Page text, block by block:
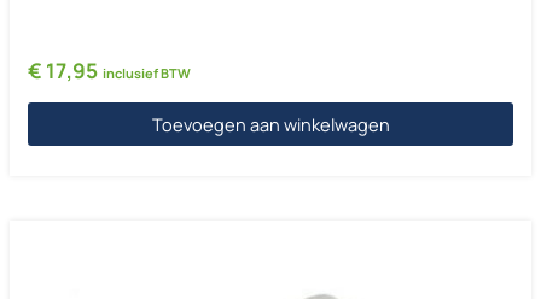
€ 17,95 inclusief BTW
Toevoegen aan winkelwagen